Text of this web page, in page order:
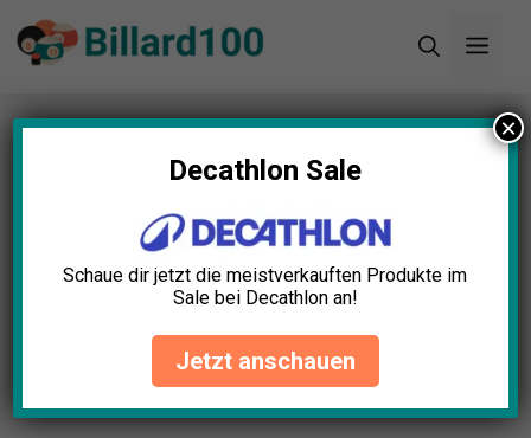
Zum
Inhalt
Startseite»Blog»30+ erstaunliche Billard
Statistiken (2025)Decathlon Sale
Schaue dir jetzt die meistverkauften Produkte im
Sale bei Decathlon an!
Jetzt anschauen
×